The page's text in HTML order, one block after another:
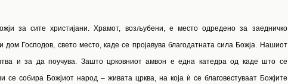
за сите христијани. Храмот, возљубени, е место одредено за заедничко
Господов, свето место, каде се пројавува благодатната сила Божја. Нашиот
и за да поучува. Зашто црковниот амвон е една катедра од каде што се
се собира Божјиот народ – живата црква, на која ѝ се благовестуваат Божјите